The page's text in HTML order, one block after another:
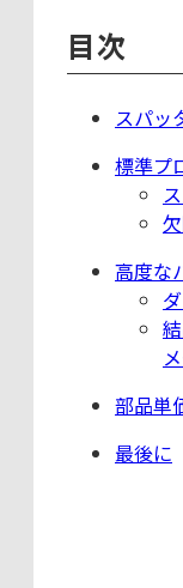
目次
スパッ
標準プ
高度な
部品単
最後に